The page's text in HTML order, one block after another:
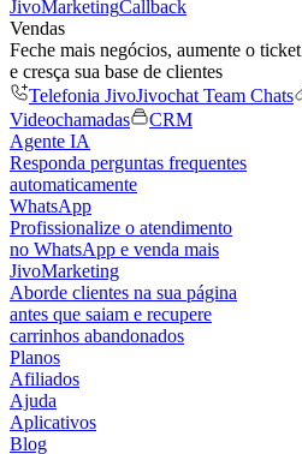
JivoMarketingCallback
Vendas
Feche mais negócios, aumente o ticket
e cresça sua base de clientes
Telefonia JivoJivochat Team Chats
Videochamadas
CRM
Agente IA
Responda perguntas frequentes
automaticamente
WhatsApp
Profissionalize o atendimento
no WhatsApp e venda mais
JivoMarketing
Aborde clientes na sua página
antes que saiam e recupere
carrinhos abandonados
Planos
Afiliados
Ajuda
Aplicativos
Blog